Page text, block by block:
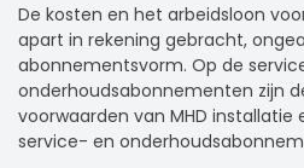
De kosten en het arbeidsloon
apart in rekening gebracht,
abonnementsvorm. Op de
onderhoudsabonnementen zijn
voorwaarden van MHD installatie
service- en